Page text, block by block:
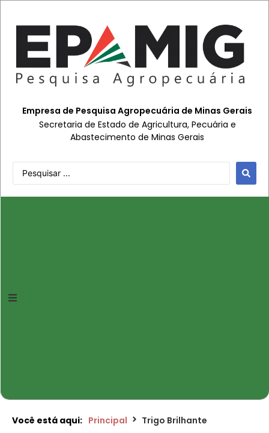
Empresa de Pesquisa Agropecuária de Minas Gerais
Secretaria de Estado de Agricultura, Pecuária e
Abastecimento de Minas Gerais
Você está aqui: Principal Trigo Brilhante